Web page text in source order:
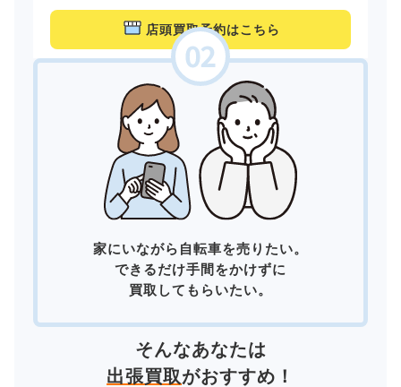
店頭買取予約はこちら
家にいながら自転車を売りたい。
できるだけ手間をかけずに
買取してもらいたい。
そんなあなたは
出張買取がおすすめ！